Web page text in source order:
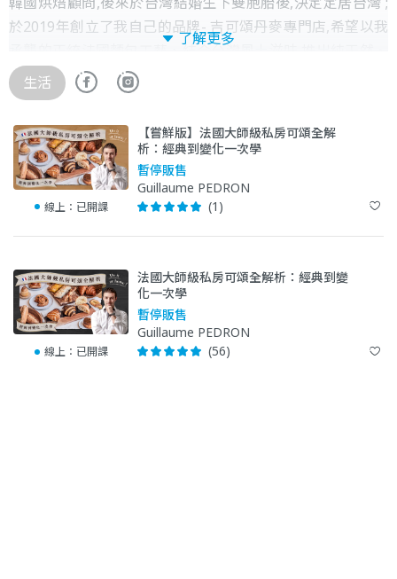
於2019年創立了我自己的品牌- 吉可頌丹麥專門店,希望以我
承襲的正統法國麵包工藝，結合台灣風土滋味,推出純天然、
無添加的各式可頌丹麥、布里歐許、派、塔、歐式麵包,每個
熱愛精緻法式風格的人，都能在我的店裡找到專屬於你的丹
麥可頌。
了解更多
生活
線上： 已開課
【嘗鮮版】法國大師級私房可頌全解
析：經典到變化一次學
暫停販售
Guillaume PEDRON
(1)
線上： 已開課
法國大師級私房可頌全解析：經典到變
化一次學
暫停販售
Guillaume PEDRON
(56)